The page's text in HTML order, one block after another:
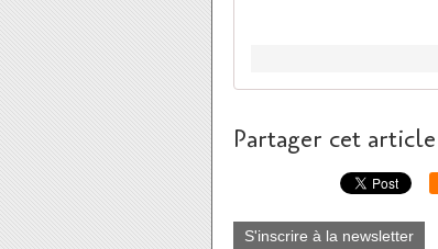
Partager cet article
S'inscrire à la newsletter